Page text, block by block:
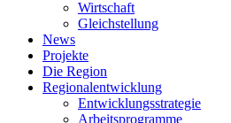
Wirtschaft
Gleichstellung
News
Projekte
Die Region
Regionalentwicklung
Entwicklungsstrategie
Arbeitsprogramme